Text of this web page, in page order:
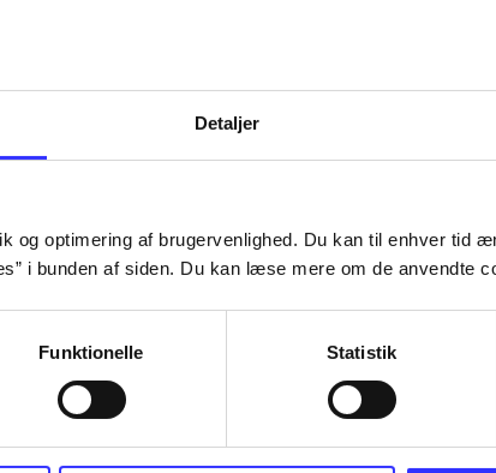
Detaljer
og optimering af brugervenlighed. Du kan til enhver tid
i bunden af siden. Du kan læse mere om de anvendte
Funktionelle Statistik